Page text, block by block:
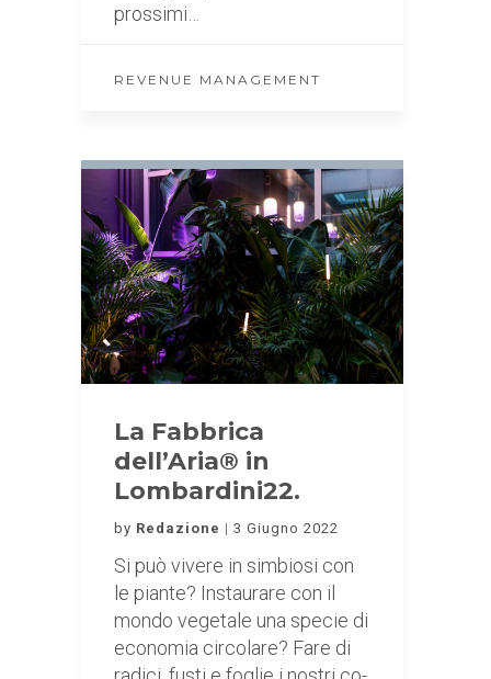
prossimi…
REVENUE MANAGEMENT
La Fabbrica
dell’Aria® in
Lombardini22.
by Redazione 3 Giugno 2022
Si può vivere in simbiosi con
le piante? Instaurare con il
mondo vegetale una specie di
economia circolare? Fare di